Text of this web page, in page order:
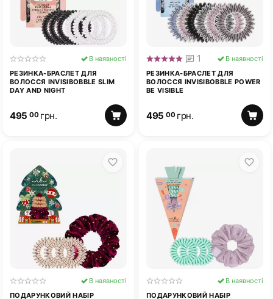
РЕЗИНКА-БРАСЛЕТ ДЛЯ
ВОЛОССЯ INVISIBOBBLE SLIM
DAY AND NIGHT
В наявності
495 00 грн.
РЕЗИНКА-БРАСЛЕТ ДЛЯ
ВОЛОССЯ INVISIBOBBLE POWER
BE VISIBLE
1 В наявності
495 00 грн.
ПОДАРУНКОВИЙ НАБІР
В наявності
ПОДАРУНКОВИЙ НАБІР
В наявності